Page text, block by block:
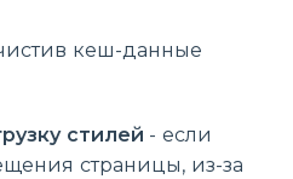
кеш-данные
стилей - если
страницы, из-за